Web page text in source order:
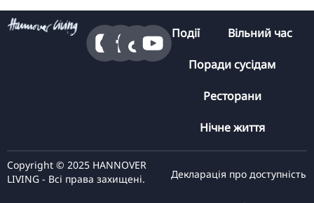
Події Вільний час
Поради сусідам
Ресторани
Нічне життя
Copyright © 2025 HANNOVER
LIVING - Всі права захищені.
Декларація про доступність